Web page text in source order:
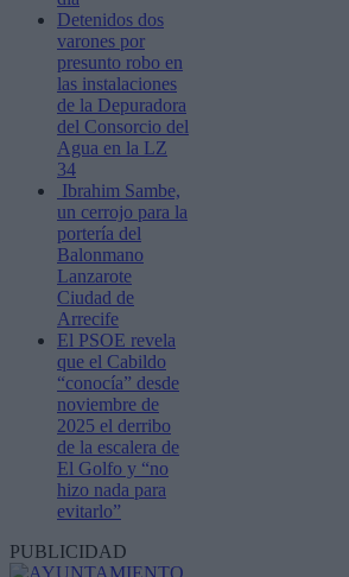
Detenidos dos
varones por
presunto robo en
las instalaciones
de la Depuradora
del Consorcio del
Agua en la LZ
34
Ibrahim Sambe,
un cerrojo para la
portería del
Balonmano
Lanzarote
Ciudad de
Arrecife
El PSOE revela
que el Cabildo
“conocía” desde
noviembre de
2025 el derribo
de la escalera de
El Golfo y “no
hizo nada para
evitarlo”
PUBLICIDAD